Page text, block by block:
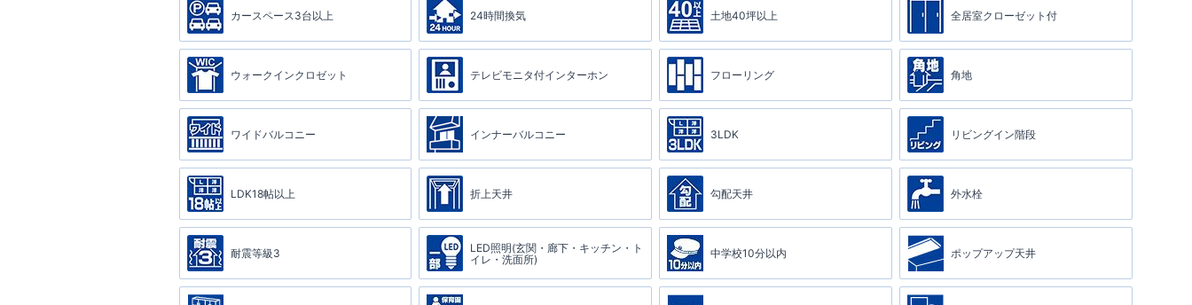
カースペース3台以上 24時間換気 土地40坪以上 全居室クローゼット付
ウォークインクロゼット テレビモニタ付インターホン フローリング 角地
ワイドバルコニー インナーバルコニー 3LDK リビングイン階段
LDK18帖以上 折上天井 勾配天井 外水栓
耐震等級3
LED照明(玄関・廊下・キッチン・ト
イレ・洗面所)
中学校10分以内 ポップアップ天井